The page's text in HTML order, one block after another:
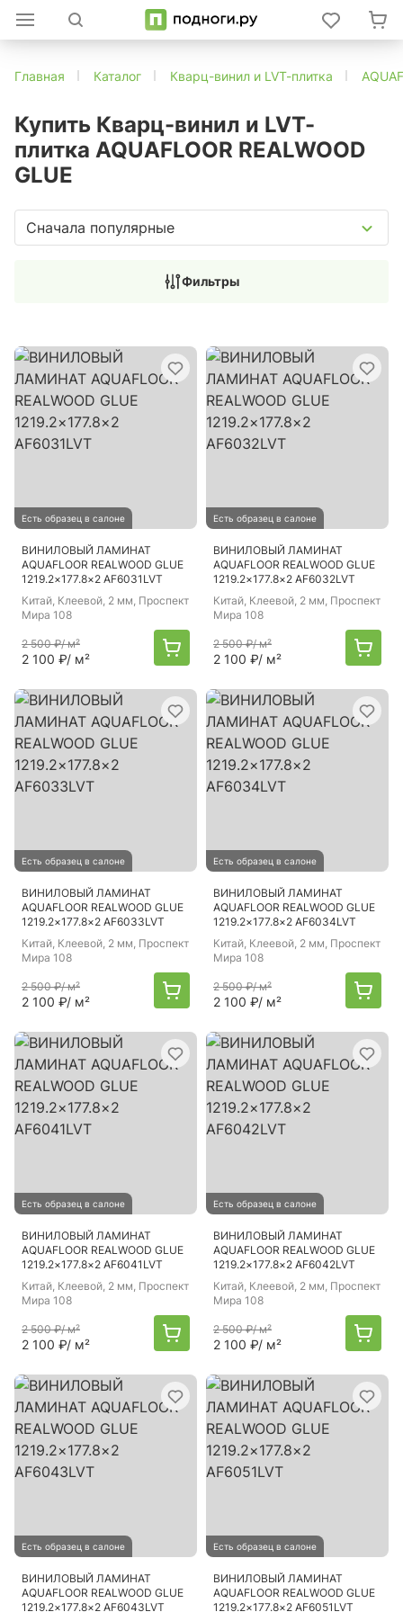
Главная Каталог Кварц-винил и LVT-плитка
Купить Кварц-винил и LVT-
плитка AQUAFLOOR REALWOOD
GLUE
Сначала популярные
Фильтры
Есть образец в салоне
ВИНИЛОВЫЙ ЛАМИНАТ
AQUAFLOOR REALWOOD GLUE
1219.2×177.8×2 AF6031LVT
Китай, Клеевой, 2 мм, Проспект
Мира 108
2 500 ₽/ м²
2 100 ₽/ м²
Есть образец в салоне
ВИНИЛОВЫЙ ЛАМИНАТ
AQUAFLOOR REALWOOD GLUE
1219.2×177.8×2 AF6032LVT
Китай, Клеевой, 2 мм, Проспект
Мира 108
2 500 ₽/ м²
2 100 ₽/ м²
Есть образец в салоне
ВИНИЛОВЫЙ ЛАМИНАТ
AQUAFLOOR REALWOOD GLUE
1219.2×177.8×2 AF6033LVT
Китай, Клеевой, 2 мм, Проспект
Мира 108
2 500 ₽/ м²
2 100 ₽/ м²
Есть образец в салоне
ВИНИЛОВЫЙ ЛАМИНАТ
AQUAFLOOR REALWOOD GLUE
1219.2×177.8×2 AF6034LVT
Китай, Клеевой, 2 мм, Проспект
Мира 108
2 500 ₽/ м²
2 100 ₽/ м²
Есть образец в салоне
ВИНИЛОВЫЙ ЛАМИНАТ
AQUAFLOOR REALWOOD GLUE
1219.2×177.8×2 AF6041LVT
Китай, Клеевой, 2 мм, Проспект
Мира 108
2 500 ₽/ м²
2 100 ₽/ м²
Есть образец в салоне
ВИНИЛОВЫЙ ЛАМИНАТ
AQUAFLOOR REALWOOD GLUE
1219.2×177.8×2 AF6042LVT
Китай, Клеевой, 2 мм, Проспект
Мира 108
2 500 ₽/ м²
2 100 ₽/ м²
Есть образец в салоне
ВИНИЛОВЫЙ ЛАМИНАТ
AQUAFLOOR REALWOOD GLUE
1219.2×177.8×2 AF6043LVT
Есть образец в салоне
ВИНИЛОВЫЙ ЛАМИНАТ
AQUAFLOOR REALWOOD GLUE
1219.2×177.8×2 AF6051LVT